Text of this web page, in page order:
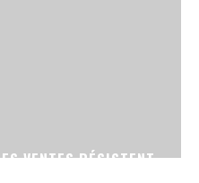
VENTES RÉSISTENT